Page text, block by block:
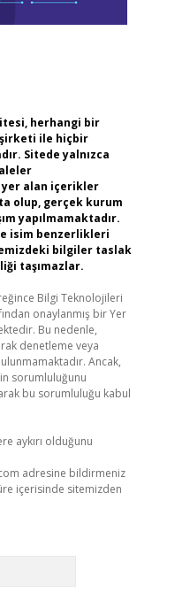
herhangi bir
şirketi ile hiçbir
Sitede yalnızca
yer alan içerikler
olup, gerçek kurum
yapılmamaktadır.
isim benzerlikleri
bilgiler taslak
taşımazlar.
Bilgi Teknolojileri
onaylanmış bir Yer
Bu nedenle,
denetleme veya
Ancak,
sorumluluğunu
bu sorumluluğu kabul
aykırı olduğunu
adresine bildirmeniz
içerisinde sitemizden